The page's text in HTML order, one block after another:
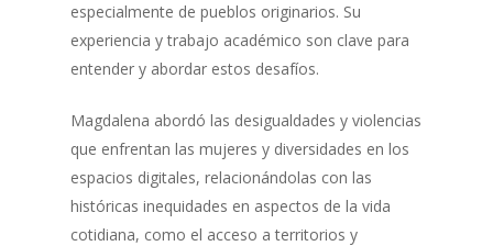
especialmente de pueblos originarios. Su
experiencia y trabajo académico son clave para
entender y abordar estos desafíos.
Magdalena abordó las desigualdades y violencias
que enfrentan las mujeres y diversidades en los
espacios digitales, relacionándolas con las
históricas inequidades en aspectos de la vida
cotidiana, como el acceso a territorios y